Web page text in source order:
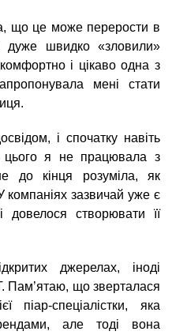
що це може перерости в
швидко «зловили»
і цікаво одна з
мені стати
і спочатку навіть
я не працювала з
до кінця розуміла, як
компаніях зазвичай уже є
створювати її
джерелах, іноді
Пам’ятаю, що зверталася
піар-спеціалістки, яка
але тоді вона